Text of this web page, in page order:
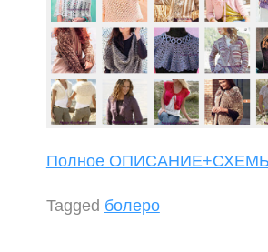
Полное
Tagged болеро